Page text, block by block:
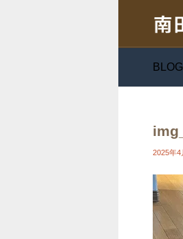
BLOG
2025年4